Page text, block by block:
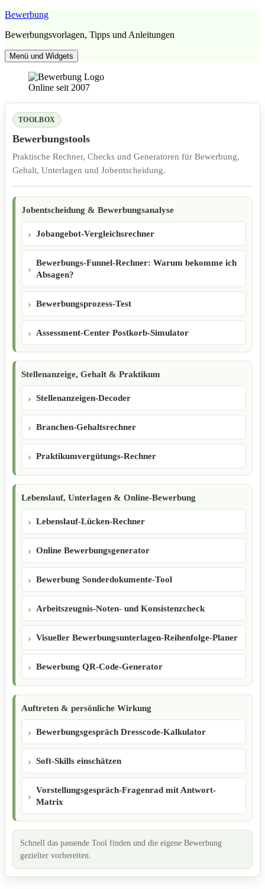
Zum
springen
Bewerbung
Bewerbungsvorlagen, Tipps und Anleitungen
Menü und Widgets
Online seit 2007
TOOLBOX
Bewerbungstools
Praktische Rechner, Checks und Generatoren für Bewerbung,
Gehalt, Unterlagen und Jobentscheidung.
Jobentscheidung & Bewerbungsanalyse
Jobangebot-Vergleichsrechner
Bewerbungs-Funnel-Rechner: Warum bekomme ich
Absagen?
Bewerbungsprozess-Test
Assessment-Center Postkorb-Simulator
Stellenanzeige, Gehalt & Praktikum
Stellenanzeigen-Decoder
Branchen-Gehaltsrechner
Praktikumvergütungs-Rechner
Lebenslauf, Unterlagen & Online-Bewerbung
Lebenslauf-Lücken-Rechner
Online Bewerbungsgenerator
Bewerbung Sonderdokumente-Tool
Arbeitszeugnis-Noten- und Konsistenzcheck
Visueller Bewerbungsunterlagen-Reihenfolge-Planer
Bewerbung QR-Code-Generator
Auftreten & persönliche Wirkung
Bewerbungsgespräch Dresscode-Kalkulator
Soft-Skills einschätzen
Vorstellungsgespräch-Fragenrad mit Antwort-
Matrix
Schnell das passende Tool finden und die eigene Bewerbung
gezielter vorbereiten.